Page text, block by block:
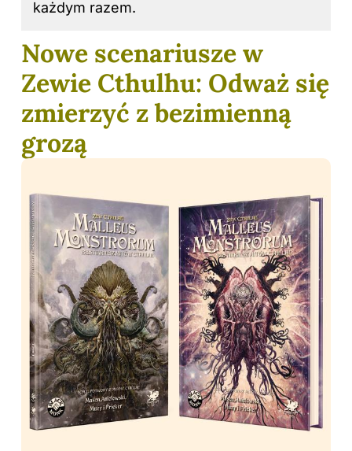
każdym razem.
Nowe scenariusze w
Zewie Cthulhu: Odważ się
zmierzyć z bezimienną
grozą